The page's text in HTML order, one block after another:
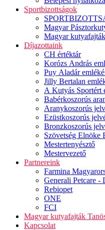
Sportbizottságok
Magyar
Magyar
Díjazottaink
CH értéktár
Korózs András
Puy Aladár
Jilly Bertalan
A Kutyás Sportért
Babérkoszorús
Aranykoszorús
Ezüstkoszorús
Bronzkoszorús
Szövetség Elnöke
Mestertenyésztő
Mestervezető
Partnereink
Farmina
Generali Petcare
Rebiopet
ONE
FCI
Magyar kutyafajták
Kapcsolat